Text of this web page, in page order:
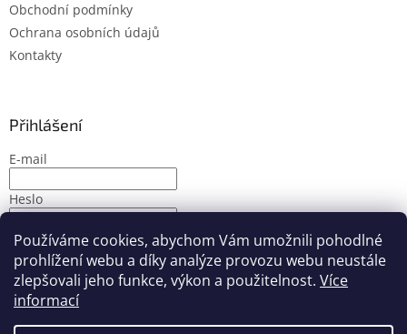
Používáme cookies, abychom Vám umožnili pohodlné
prohlížení webu a díky analýze provozu webu neustále
zlepšovali jeho funkce, výkon a použitelnost. Více
informací
Obchodní podmínky
Ochrana osobních údajů
Kontakty
Přihlášení
E-mail
Heslo
PŘIHLÁSIT SE
Nová registraceZapomenuté heslo